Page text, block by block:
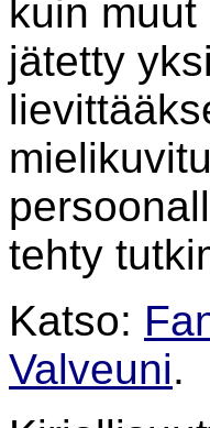
kuin
jätetty
tehty
Katso:
Valveuni.